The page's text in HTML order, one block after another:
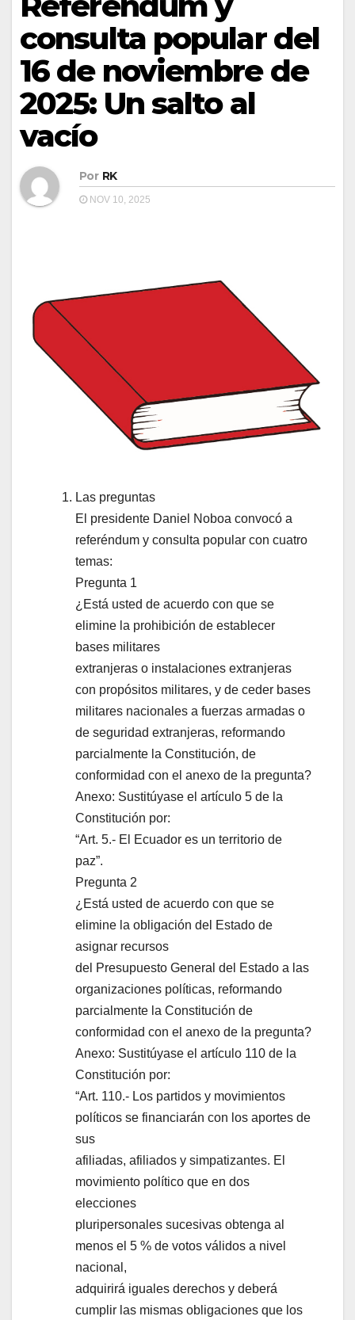
consulta popular del
16 de noviembre de
2025: Un salto al
vacío
Por RK
NOV 10, 2025
Las preguntas
El presidente Daniel Noboa convocó a
referéndum y consulta popular con cuatro
temas:
Pregunta 1
¿Está usted de acuerdo con que se
elimine la prohibición de establecer
bases militares
extranjeras o instalaciones extranjeras
con propósitos militares, y de ceder bases
militares nacionales a fuerzas armadas o
de seguridad extranjeras, reformando
parcialmente la Constitución, de
conformidad con el anexo de la pregunta?
Anexo: Sustitúyase el artículo 5 de la
Constitución por:
“Art. 5.- El Ecuador es un territorio de
paz”.
Pregunta 2
¿Está usted de acuerdo con que se
elimine la obligación del Estado de
asignar recursos
del Presupuesto General del Estado a las
organizaciones políticas, reformando
parcialmente la Constitución de
conformidad con el anexo de la pregunta?
Anexo: Sustitúyase el artículo 110 de la
Constitución por:
“Art. 110.- Los partidos y movimientos
políticos se financiarán con los aportes de
sus
afiliadas, afiliados y simpatizantes. El
movimiento político que en dos
elecciones
pluripersonales sucesivas obtenga al
menos el 5 % de votos válidos a nivel
nacional,
adquirirá iguales derechos y deberá
cumplir las mismas obligaciones que los